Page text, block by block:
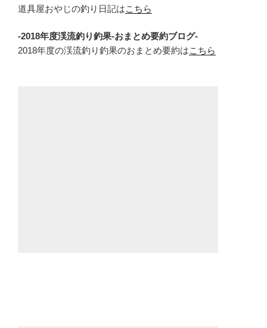
道具屋おやじの釣り日記はこちら
-2018年度渓流釣り釣果-おまとめ要約ブログ-
2018年度の渓流釣り釣果のおまとめ要約はこちら